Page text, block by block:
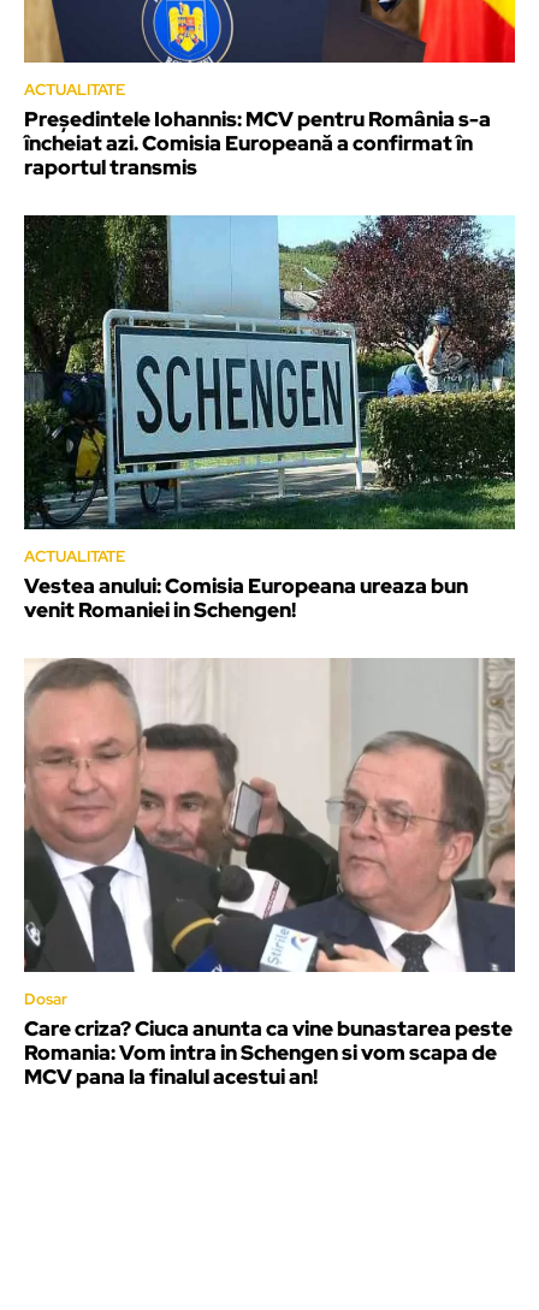
ACTUALITATE
Președintele Iohannis: MCV pentru România s-a
încheiat azi. Comisia Europeană a confirmat în
raportul transmis
ACTUALITATE
Vestea anului: Comisia Europeana ureaza bun
venit Romaniei in Schengen!
Dosar
Care criza? Ciuca anunta ca vine bunastarea peste
Romania: Vom intra in Schengen si vom scapa de
MCV pana la finalul acestui an!